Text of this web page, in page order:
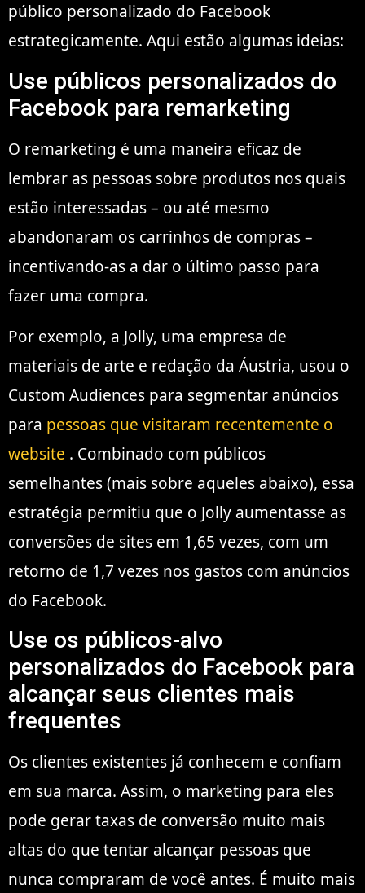
público personalizado do Facebook
estrategicamente. Aqui estão algumas ideias:
Use públicos personalizados do
Facebook para remarketing
O remarketing é uma maneira eficaz de
lembrar as pessoas sobre produtos nos quais
estão interessadas – ou até mesmo
abandonaram os carrinhos de compras –
incentivando-as a dar o último passo para
fazer uma compra.
Por exemplo, a Jolly, uma empresa de
materiais de arte e redação da Áustria, usou o
Custom Audiences para segmentar anúncios
para pessoas que visitaram recentemente o
website . Combinado com públicos
semelhantes (mais sobre aqueles abaixo), essa
estratégia permitiu que o Jolly aumentasse as
conversões de sites em 1,65 vezes, com um
retorno de 1,7 vezes nos gastos com anúncios
do Facebook.
Use os públicos-alvo
personalizados do Facebook para
alcançar seus clientes mais
frequentes
Os clientes existentes já conhecem e confiam
em sua marca. Assim, o marketing para eles
pode gerar taxas de conversão muito mais
altas do que tentar alcançar pessoas que
nunca compraram de você antes. É muito mais